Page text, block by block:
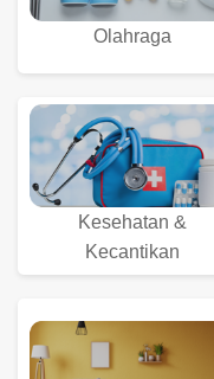
Olahraga
Kesehatan &
Kecantikan